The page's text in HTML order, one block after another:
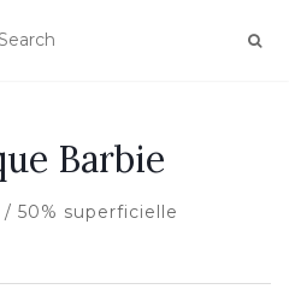
NAVIGATION
Barbie
50% superficielle